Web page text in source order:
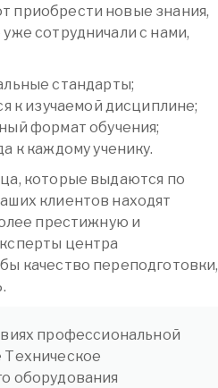
приобрести новые знания,
сотрудничали с нами,
стандарты;
к изучаемой дисциплине;
формат обучения;
к каждому ученику.
которые выдаются по
клиентов находят
престижную и
центра
качество переподготовки,
профессиональной
Техническое
оборудования